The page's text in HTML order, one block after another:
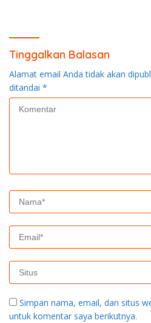
Tinggalkan Balasan
Alamat email Anda tidak akan
ditandai *
Simpan nama, email, dan situs
untuk komentar saya berikutnya.